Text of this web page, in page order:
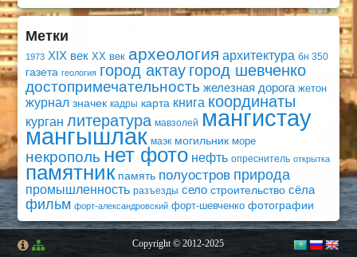
Метки
1973 XIX век XX век археология архитектура бн 350
газета геология город актау город шевченко
достопримечательность железная дорога жетон
журнал значек кадры карта книга координаты
курган литература мавзолей мангистау
мангышлак маэк могильник море
некрополь нет фото нефть опреснитель открытка
памятник память полуостров природа
промышленность разъезды село строительство сёла
фильм форт-александровский форт-шевченко фотографии
Copyright © 2012-2025